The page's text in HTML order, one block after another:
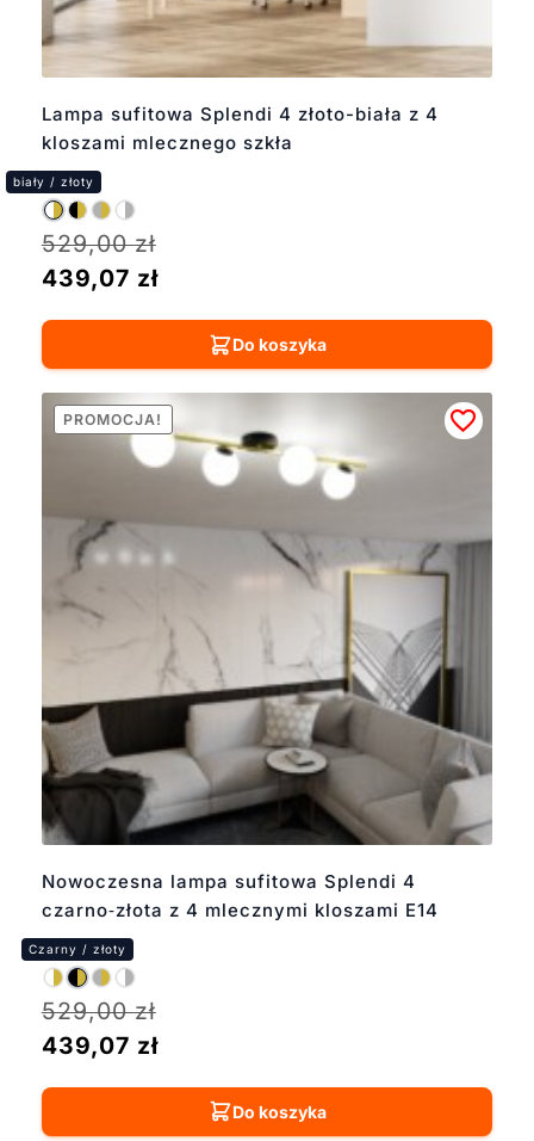
Lampa sufitowa Splendi 4 złoto-biała z 4
kloszami mlecznego szkła
529,00zł
439,07 zł
Do koszyka
Nowoczesna lampa sufitowa Splendi 4
czarno‑złota z 4 mlecznymi kloszami E14
PROMOCJA!
529,00zł
439,07 zł
Do koszyka